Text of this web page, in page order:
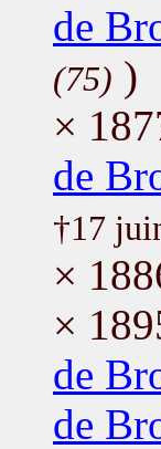
de
(75) )
×
de
†17
×
×
de
de